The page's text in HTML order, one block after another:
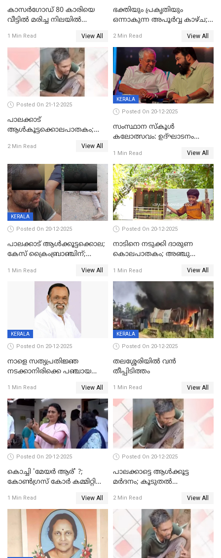
കാസർഗോഡ് 80 കാരിയെ
വീട്ടിൽ മരിച്ച നിലയിൽ
1 Min Read View All
ഭക്തിയും പ്രകൃതിയും
ഒന്നാകുന്ന അപൂര്‍വ്വ കാഴ്ച;
കാഴ്ചാനുഭവമൊരുക്കി
ശബരീ നന്ദനം
2 Min Read View All
Posted On 21-12-2025
പാലക്കാട്‌
ആൾകൂട്ടക്കൊലപാതകം;
ഊർജ്ജിതമാക്കിമാക്കി
2 Min Read View All
KERALA
Posted On 20-12-2025
സംസ്ഥാന സ്കൂൾ
കലോത്സവം: ഉദ്ഘാടനം
മുഖ്യാതിഥിയായി
മോഹൻലാൽ
1 Min Read View All
KERALA
Posted On 20-12-2025
പാലക്കാട് ആൾക്കൂട്ടക്കൊല;
കേസ് ക്രൈംബ്രാഞ്ചിന്;
അന്വേഷിക്കും
1 Min Read View All
Posted On 20-12-2025
നാടിനെ നടുക്കി ദാരുണ
കൊലപാതകം; അഞ്ചു
കഴുത്തുഞെരിച്ച് കൊന്നു
1 Min Read View All
KERALA
Posted On 20-12-2025
നാളെ സത്യപ്രതിജ്ഞ
നടക്കാനിരിക്കെ പഞ്ചായത്ത്
1 Min Read View All
KERALA
Posted On 20-12-2025
തലശ്ശേരിയിൽ വൻ
തീപ്പിടിത്തം
1 Min Read View All
Posted On 20-12-2025
കൊച്ചി 'മേയർ ആര്' ?;
കോണ്‍ഗ്രസ് കോര്‍ കമ്മിറ്റി
1 Min Read View All
Posted On 20-12-2025
പാലക്കാട്ടെ ആള്‍ക്കൂട്ട
മര്‍ദനം; കൂടുതല്‍
അംഗ സംഘമെന്ന് വിവരം
2 Min Read View All